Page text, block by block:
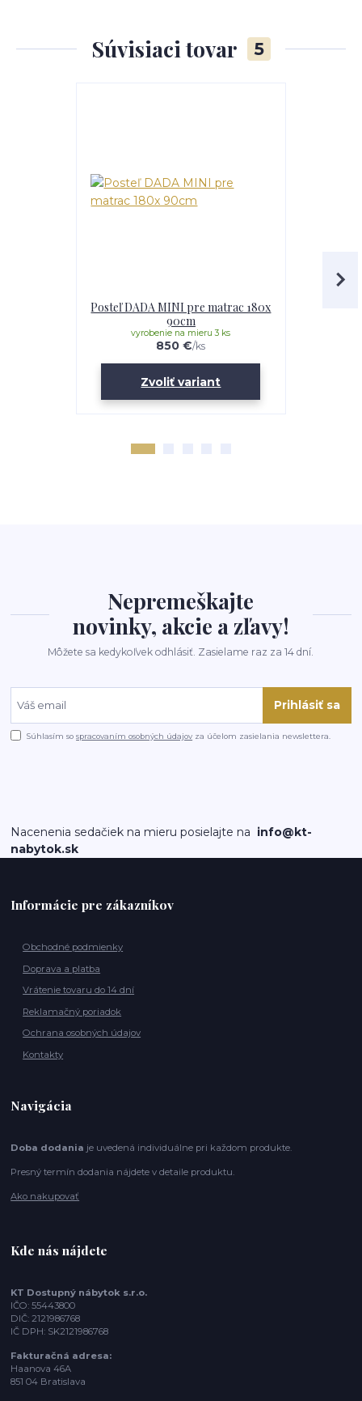
Súvisiaci tovar 5
Posteľ DADA MINI pre matrac 180x
90cm
850 €/ks
vyrobenie na mieru 3 ks
Zvoliť variant
Nepremeškajte
novinky, akcie a zľavy!
Môžete sa kedykoľvek odhlásiť. Zasielame raz za 14 dní.
Prihlásiť sa
Súhlasím sospracovaním osobných údajov za účelom zasielania newslettera.
Nacenenia sedačiek na mieru posielajte na info@kt-
nabytok.sk
Informácie pre zákazníkov
Obchodné podmienky
Doprava a platba
Vrátenie tovaru do 14 dní
Reklamačný poriadok
Ochrana osobných údajov
Kontakty
Navigácia
Doba dodania je uvedená individuálne pri každom produkte.
Presný termín dodania nájdete v detaile produktu.
Ako nakupovať
Kde nás nájdete
KT Dostupný nábytok s.r.o.
IČO: 55443800
DIČ: 2121986768
IČ DPH: SK2121986768
Fakturačná adresa:
Haanova 46A
851 04 Bratislava